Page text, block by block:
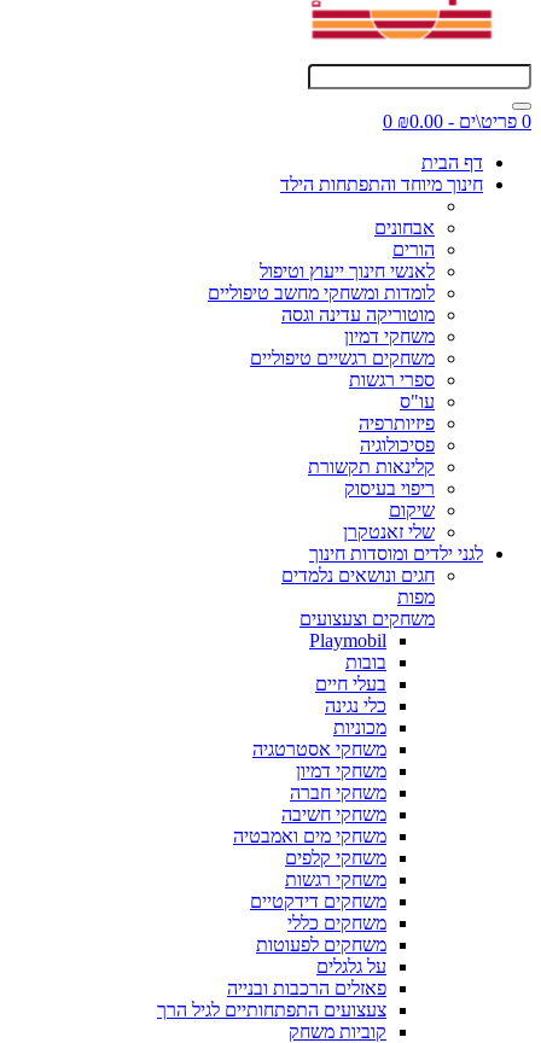
0 פריט\ים - ₪0.00
0
דף הבית
חינוך מיוחד והתפתחות הילד
אבחונים
הורים
לאנשי חינוך ייעוץ וטיפול
לומדות ומשחקי מחשב טיפוליים
מוטוריקה עדינה וגסה
משחקי דמיון
משחקים רגשיים טיפוליים
ספרי רגשות
עו"ס
פיזיותרפיה
פסיכולוגיה
קלינאות תקשורת
ריפוי בעיסוק
שיקום
שלי זאנטקרן
לגני ילדים ומוסדות חינוך
חגים ונושאים נלמדים
מפות
משחקים וצעצועים
Playmobil
בובות
בעלי חיים
כלי נגינה
מכוניות
משחקי אסטרטגיה
משחקי דמיון
משחקי חברה
משחקי חשיבה
משחקי מים ואמבטיה
משחקי קלפים
משחקי רגשות
משחקים דידקטיים
משחקים כללי
משחקים לפעוטות
על גלגלים
פאזלים הרכבות ובנייה
צעצועים התפתחותיים לגיל הרך
קוביות משחק